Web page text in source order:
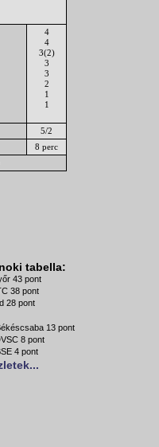
4
4
3(2)
3
3
2
1
1
5/2
8 perc
tabella:
43 pont
38 pont
28 pont
13 pont
8 pont
4 pont